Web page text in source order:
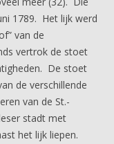
1789. Het lijk werd
van de
vertrok de stoet
De stoet
de verschillende
van de St.-
stadt met
het lijk liepen.